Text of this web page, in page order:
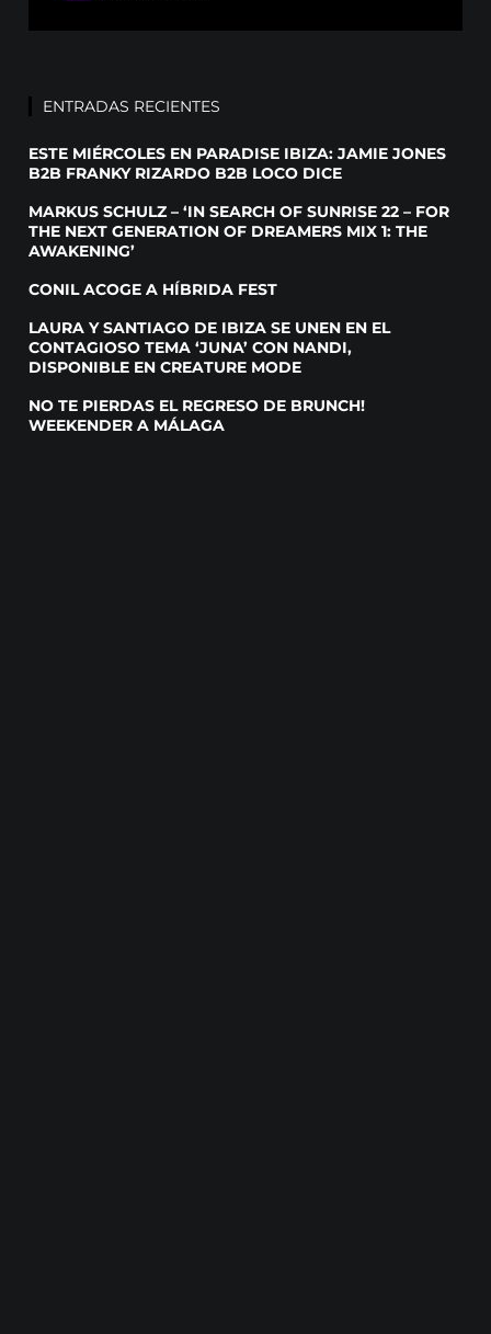
ENTRADAS RECIENTES
ESTE MIÉRCOLES EN PARADISE IBIZA: JAMIE JONES
B2B FRANKY RIZARDO B2B LOCO DICE
MARKUS SCHULZ – ‘IN SEARCH OF SUNRISE 22 – FOR
THE NEXT GENERATION OF DREAMERS MIX 1: THE
AWAKENING’
CONIL ACOGE A HÍBRIDA FEST
LAURA Y SANTIAGO DE IBIZA SE UNEN EN EL
CONTAGIOSO TEMA ‘JUNA’ CON NANDI,
DISPONIBLE EN CREATURE MODE
NO TE PIERDAS EL REGRESO DE BRUNCH!
WEEKENDER A MÁLAGA